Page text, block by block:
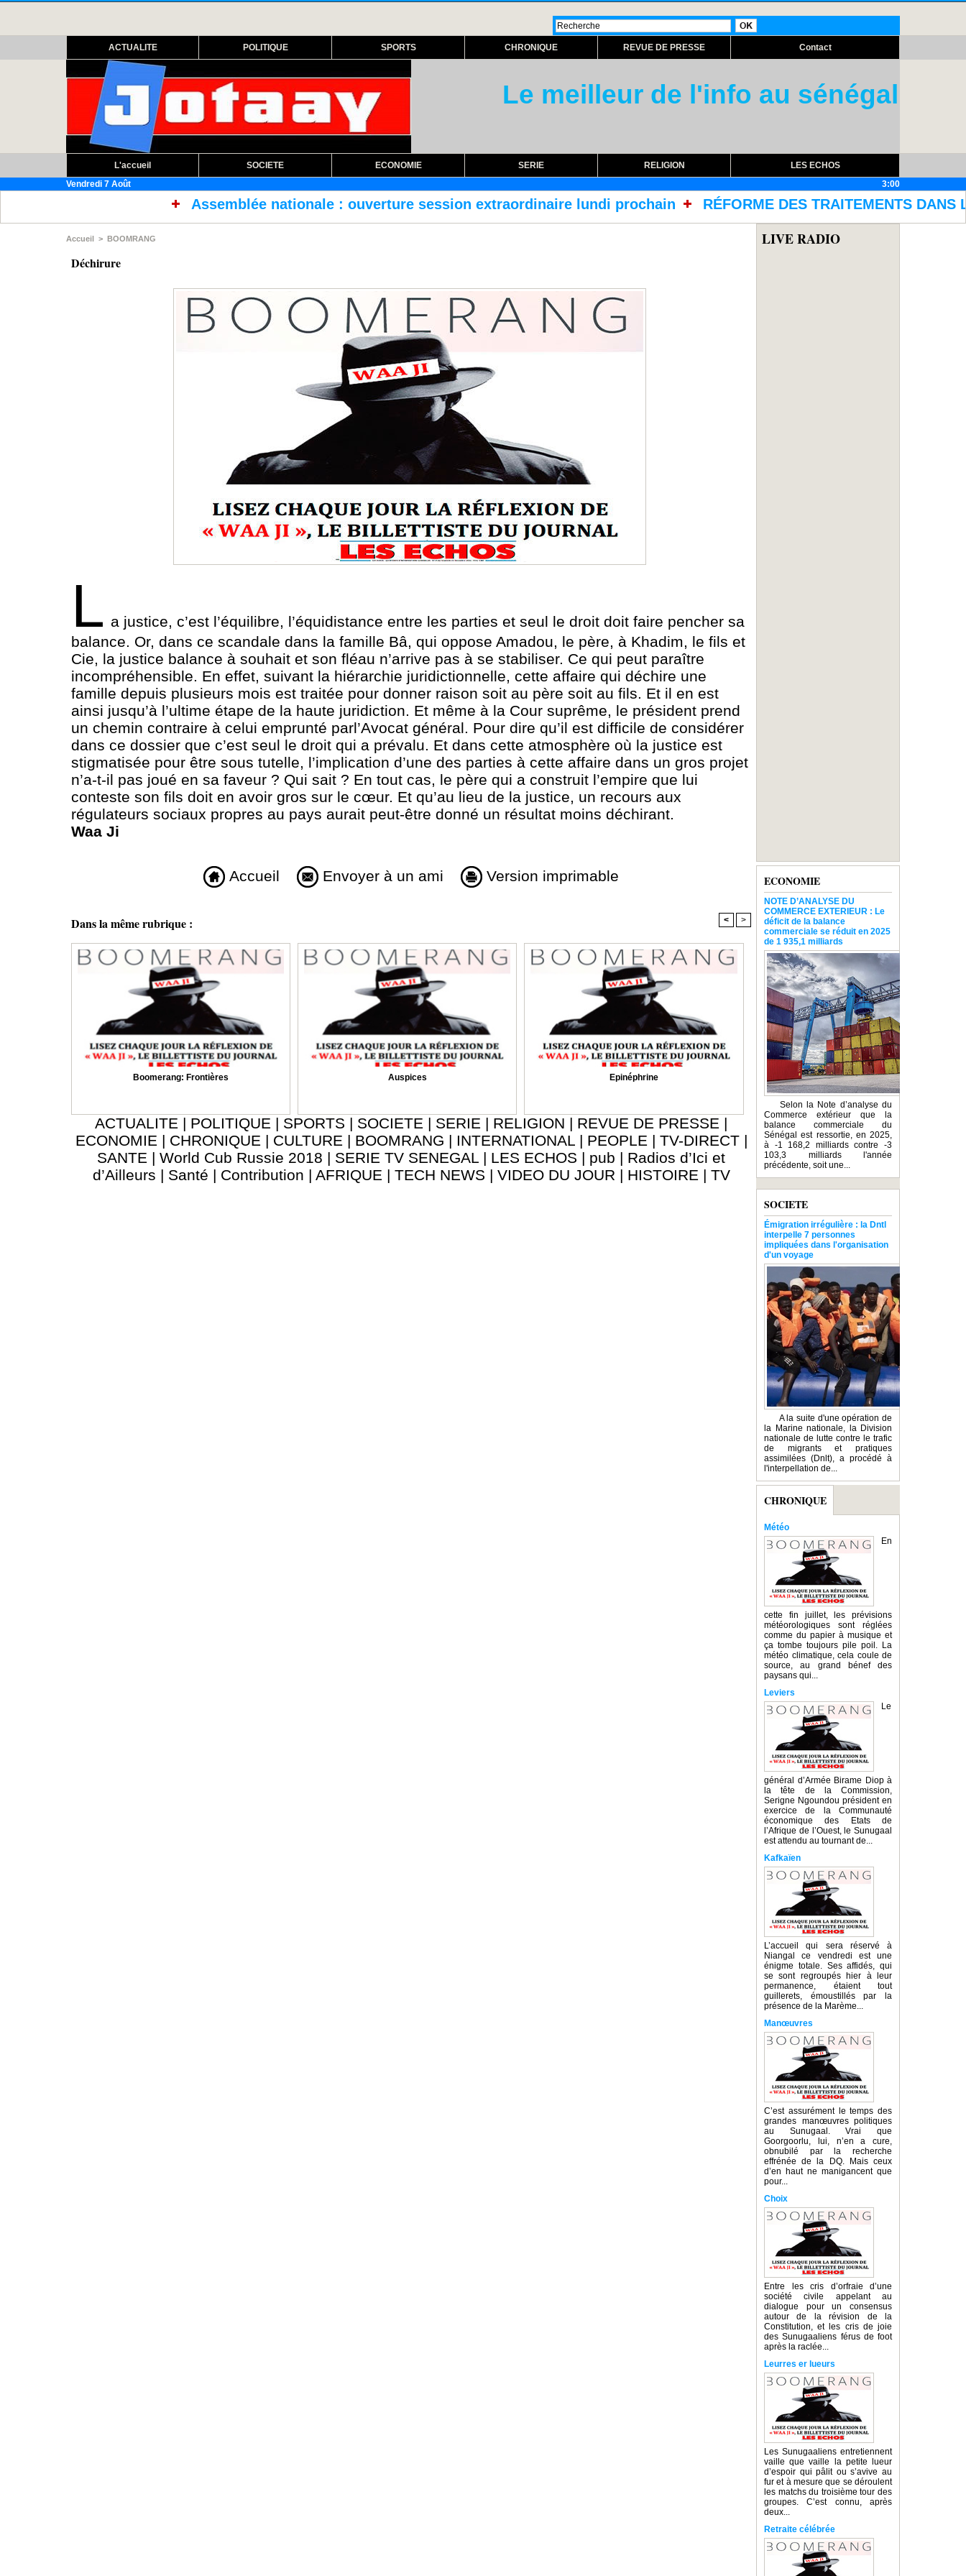
ACTUALITE POLITIQUE SPORTS CHRONIQUE REVUE DE PRESSE Contact
Le meilleur de l'info au sénégal
L'accueil SOCIETE ECONOMIE SERIE RELIGION
LES ECHOS
Vendredi 7 Août
3:00
Assemblée nationale : ouverture session extraordinaire lundi prochain RÉFORME DES TRAITEMENTS DANS LES PRISONS
Accueil > BOOMRANG
Déchirure
L a justice, c’est l’équilibre, l’équidistance entre les parties et seul le droit doit faire pencher sa
balance. Or, dans ce scandale dans la famille Bâ, qui oppose Amadou, le père, à Khadim, le fils et
Cie, la justice balance à souhait et son fléau n’arrive pas à se stabiliser. Ce qui peut paraître
incompréhensible. En effet, suivant la hiérarchie juridictionnelle, cette affaire qui déchire une
famille depuis plusieurs mois est traitée pour donner raison soit au père soit au fils. Et il en est
ainsi jusqu’à l’ultime étape de la haute juridiction. Et même à la Cour suprême, le président prend
un chemin contraire à celui emprunté parl’Avocat général. Pour dire qu’il est difficile de considérer
dans ce dossier que c’est seul le droit qui a prévalu. Et dans cette atmosphère où la justice est
stigmatisée pour être sous tutelle, l’implication d’une des parties à cette affaire dans un gros projet
n’a-t-il pas joué en sa faveur ? Qui sait ? En tout cas, le père qui a construit l’empire que lui
conteste son fils doit en avoir gros sur le cœur. Et qu’au lieu de la justice, un recours aux
régulateurs sociaux propres au pays aurait peut-être donné un résultat moins déchirant.
Waa Ji
Accueil Envoyer à un ami Version imprimable
Dans la même rubrique : < >
Boomerang: Frontières Auspices Epinéphrine
ACTUALITE | POLITIQUE | SPORTS | SOCIETE | SERIE | RELIGION | REVUE DE PRESSE |
ECONOMIE | CHRONIQUE | CULTURE | BOOMRANG | INTERNATIONAL | PEOPLE | TV-DIRECT |
SANTE | World Cub Russie 2018 | SERIE TV SENEGAL | LES ECHOS | pub | Radios d’Ici et
d’Ailleurs | Santé | Contribution | AFRIQUE | TECH NEWS | VIDEO DU JOUR | HISTOIRE | TV
LIVE RADIO
ECONOMIE
NOTE D’ANALYSE DU
COMMERCE EXTERIEUR : Le
déficit de la balance
commerciale se réduit en 2025
de 1 935,1 milliards
Selon la Note d’analyse du
Commerce extérieur que la
balance commerciale du
Sénégal est ressortie, en 2025,
à -1 168,2 milliards contre -3
103,3 milliards l'année
précédente, soit une...
SOCIETE
Émigration irrégulière : la Dntl
interpelle 7 personnes
impliquées dans l'organisation
d'un voyage
A la suite d'une opération de
la Marine nationale, la Division
nationale de lutte contre le trafic
de migrants et pratiques
assimilées (Dnlt), a procédé à
l'interpellation de...
CHRONIQUE
Météo
En
cette fin juillet, les prévisions
météorologiques sont réglées
comme du papier à musique et
ça tombe toujours pile poil. La
météo climatique, cela coule de
source, au grand bénef des
paysans qui...
Leviers
Le
général d’Armée Birame Diop à
la tête de la Commission,
Serigne Ngoundou président en
exercice de la Communauté
économique des Etats de
l’Afrique de l’Ouest, le Sunugaal
est attendu au tournant de...
Kafkaïen
L’accueil qui sera réservé à
Niangal ce vendredi est une
énigme totale. Ses affidés, qui
se sont regroupés hier à leur
permanence, étaient tout
guillerets, émoustillés par la
présence de la Marème...
Manœuvres
C’est assurément le temps des
grandes manœuvres politiques
au Sunugaal. Vrai que
Goorgoorlu, lui, n’en a cure,
obnubilé par la recherche
effrénée de la DQ. Mais ceux
d’en haut ne manigancent que
pour...
Choix
Entre les cris d’orfraie d’une
société civile appelant au
dialogue pour un consensus
autour de la révision de la
Constitution, et les cris de joie
des Sunugaaliens férus de foot
après la raclée...
Leurres er lueurs
Les Sunugaaliens entretiennent
vaille que vaille la petite lueur
d’espoir qui pâlit ou s’avive au
fur et à mesure que se déroulent
les matchs du troisième tour des
groupes. C’est connu, après
deux...
Retraite célébrée